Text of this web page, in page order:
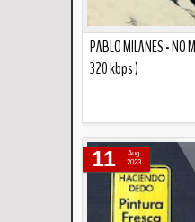
PABLO MILANES - NO
320 kbps )
11
Aug
2023